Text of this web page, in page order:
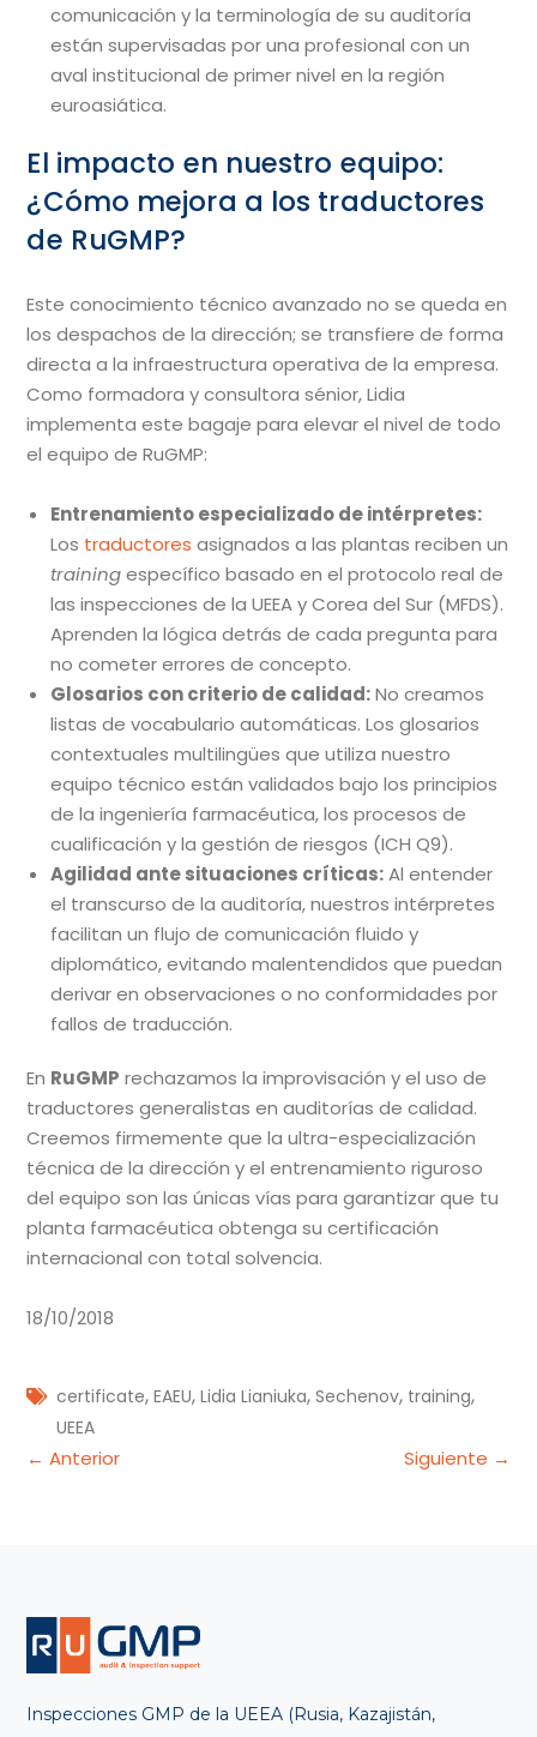
comunicación y la terminología de su auditoría
están supervisadas por una profesional con un
aval institucional de primer nivel en la región
euroasiática.
El impacto en nuestro equipo:
¿Cómo mejora a los traductores
de RuGMP?
Este conocimiento técnico avanzado no se queda en
los despachos de la dirección; se transfiere de forma
directa a la infraestructura operativa de la empresa.
Como formadora y consultora sénior, Lidia
implementa este bagaje para elevar el nivel de todo
el equipo de RuGMP:
Entrenamiento especializado de intérpretes:
Los traductoresasignados a las plantas reciben un
trainingespecífico basado en el protocolo real de
las inspecciones de la UEEA y Corea del Sur (MFDS).
Aprenden la lógica detrás de cada pregunta para
no cometer errores de concepto.
Glosarios con criterio de calidad:No creamos
listas de vocabulario automáticas. Los glosarios
contextuales multilingües que utiliza nuestro
equipo técnico están validados bajo los principios
de la ingeniería farmacéutica, los procesos de
cualificación y la gestión de riesgos (ICH Q9).
Agilidad ante situaciones críticas:Al entender
el transcurso de la auditoría, nuestros intérpretes
facilitan un flujo de comunicación fluido y
diplomático, evitando malentendidos que puedan
derivar en observaciones o no conformidades por
fallos de traducción.
En RuGMP rechazamos la improvisación y el uso de
traductores generalistas en auditorías de calidad.
Creemos firmemente que la ultra-especialización
técnica de la dirección y el entrenamiento riguroso
del equipo son las únicas vías para garantizar que tu
planta farmacéutica obtenga su certificación
internacional con total solvencia.
18/10/2018
certificate,EAEU,Lidia Lianiuka,Sechenov, training,
UEEA
Navegación
← Anterior Siguiente →
Inspecciones GMP de la UEEA (Rusia, Kazajistán,